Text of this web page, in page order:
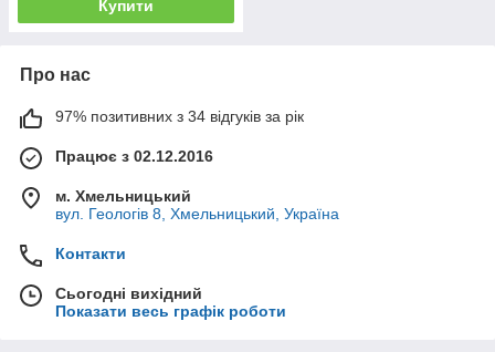
Купити
Про нас
97% позитивних з 34 відгуків за рік
Працює з 02.12.2016
м. Хмельницький
вул. Геологів 8, Хмельницький, Україна
Контакти
Сьогодні вихідний
Показати весь графік роботи